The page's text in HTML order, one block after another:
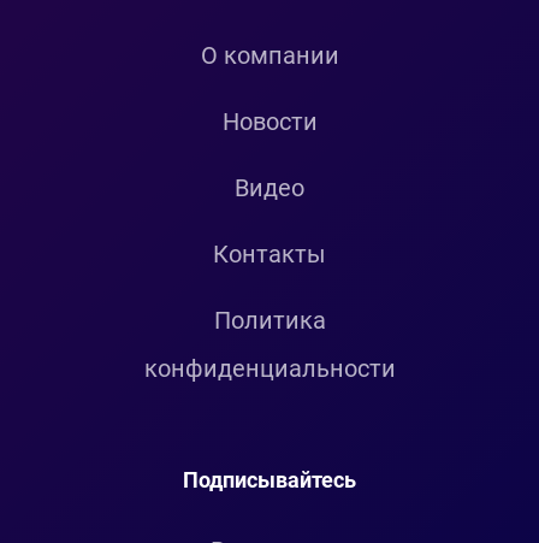
О компании
Новости
Видео
Контакты
Политика
конфиденциальности
Подписывайтесь